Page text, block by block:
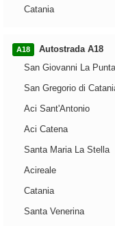
Catania
A18
Autostrada A18
San Giovanni La Punta
San Gregorio di
Aci Sant'Antonio
Aci Catena
Santa Maria La Stella
Acireale
Catania
Santa Venerina